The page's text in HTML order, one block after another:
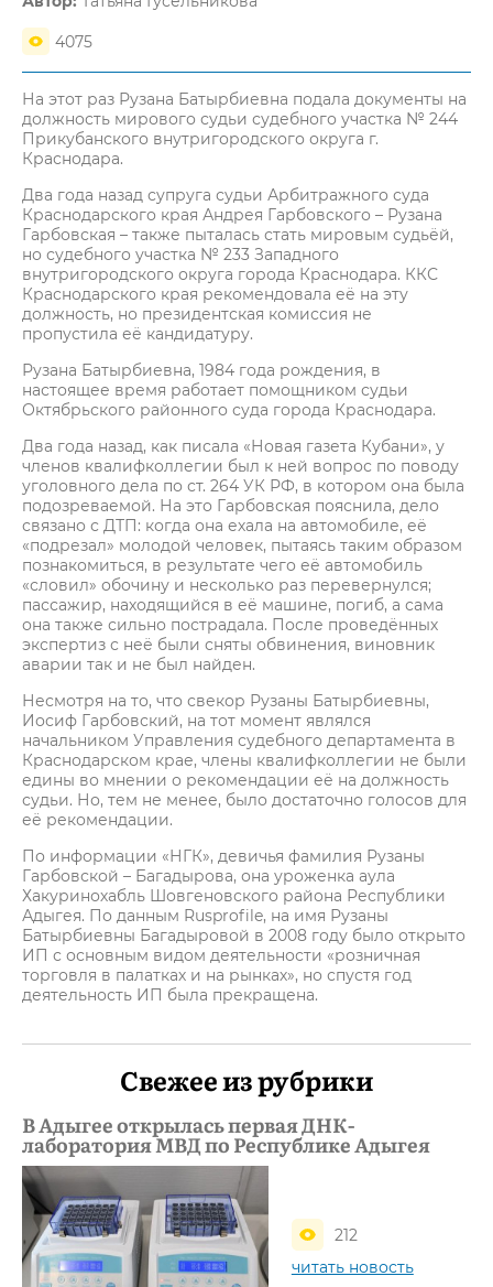
4075
На этот раз Рузана Батырбиевна подала документы на
должность мирового судьи судебного участка № 244
Прикубанского внутригородского округа г.
Краснодара.
Два года назад супруга судьи Арбитражного суда
Краснодарского края Андрея Гарбовского – Рузана
Гарбовская – также пыталась стать мировым судьёй,
но судебного участка № 233 Западного
внутригородского округа города Краснодара. ККС
Краснодарского края рекомендовала её на эту
должность, но президентская комиссия не
пропустила её кандидатуру.
Рузана Батырбиевна, 1984 года рождения, в
настоящее время работает помощником судьи
Октябрьского районного суда города Краснодара.
Два года назад, как писала «Новая газета Кубани», у
членов квалифколлегии был к ней вопрос по поводу
уголовного дела по ст. 264 УК РФ, в котором она была
подозреваемой. На это Гарбовская пояснила, дело
связано с ДТП: когда она ехала на автомобиле, её
«подрезал» молодой человек, пытаясь таким образом
познакомиться, в результате чего её автомобиль
«словил» обочину и несколько раз перевернулся;
пассажир, находящийся в её машине, погиб, а сама
она также сильно пострадала. После проведённых
экспертиз с неё были сняты обвинения, виновник
аварии так и не был найден.
Несмотря на то, что свекор Рузаны Батырбиевны,
Иосиф Гарбовский, на тот момент являлся
начальником Управления судебного департамента в
Краснодарском крае, члены квалифколлегии не были
едины во мнении о рекомендации её на должность
судьи. Но, тем не менее, было достаточно голосов для
её рекомендации.
По информации «НГК», девичья фамилия Рузаны
Гарбовской – Багадырова, она уроженка аула
Хакуринохабль Шовгеновского района Республики
Адыгея. По данным Rusprofile, на имя Рузаны
Батырбиевны Багадыровой в 2008 году было открыто
ИП с основным видом деятельности «розничная
торговля в палатках и на рынках», но спустя год
деятельность ИП была прекращена.
Свежее из рубрики
В Адыгее открылась первая ДНК-
лаборатория МВД по Республике Адыгея
212
читать новость